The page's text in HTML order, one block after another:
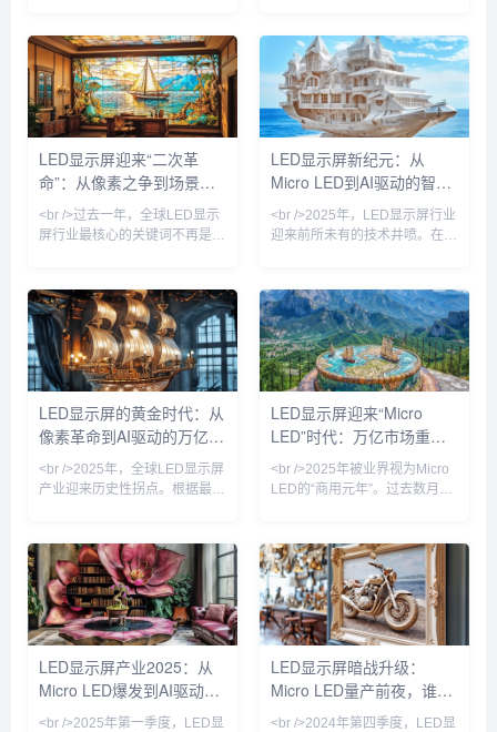
前下降60%，三星、苹果、京东
方等巨头纷纷加速布局。此前被
诟病为“实验室技术”的Micro
LED，如今已出现在高端商用显
示、车载AR-HUD乃至可穿戴设
备中。某头部面板厂商透露，其
新一代Micro LED显示屏的亮度
已达到10000尼特，功耗却降低
响力的科技投资主体——
Alphabet Inc. 与软银集团——
相继披露了规模空前的债务融资
方案，清晰勾勒出这场AI军备竞
赛已迈入高杠杆、长周期、重资
本的新阶段。据知情人士及监管
文件显示，谷歌母公司Alphabet
计划在公开市场分十批发行公司
筹资目标介于20...
LED显示屏迎来“二次革
命”：从像素之争到场景智
能的跃迁
<br />过去一年，全球LED显示
屏行业最核心的关键词不再是
最新的十份产业调研报告，
Micro LED在60英寸以下显示领
域的良率突破至99.99%的实验
室水平，而巨量转移设备成本同
比降低42%，这直接推动三星、
索尼与国内京东方系厂商将
Micro LED商用时间表提前至
2025年Q3。与此同时，
据P1.2以下
LED显示屏新纪元：从
Micro LED到AI驱动的智慧
屏革命
<br />2025年，LED显示屏行业
迎来前所未有的技术井喷。在刚
同时展示了基于Micro LED技术
的全新产品线，像素间距首次突
破P0.3以下，亮度达到10000尼
特，对比度提升至理论极限。更
令人振奋的是，中国企业利亚德
与晶电合作的Micro LED量产线
正式投产，成本较去年下降
40%，这标志着Micro LED从
LED显示屏的黄金时代：从
像素革命到AI驱动的万亿级
视觉生态
<br />2025年，全球LED显示屏
产业迎来历史性拐点。根据最新
亿美元，同比增长23.7%。这背
后的核心驱动力，来自Mini
LED和Micro LED技术的商业化
落地彻底打破了传统小间距LED
的天花板。利亚德、洲明科技、
艾比森等头部企业相继推出P0.3
以下超微间距产品，将LED显示
屏从“远观巨幕”推向“近触视界”
LED显示屏迎来“Micro
LED”时代：万亿市场重塑
视觉革命
<br />2025年被业界视为Micro
LED的“商用元年”。过去数月
屏，像素间距突破至P0.3以下，
亮度超过10000尼特，而功耗较
传统OLED降低40%。更关键的
是，巨量转移技术的良率首次突
破99.99%，使得生产成本较去
年下降近六成。这意味着，曾经
仅存在于实验室的“终极显示技
术”，正加速走向高端商用与家
LED显示屏产业2025：从
Micro LED爆发到AI驱动的
户外媒体革命
<br />2025年第一季度，LED显
LED显示屏暗战升级：
Micro LED量产前夜，谁在
改写千亿显示产业规则？
<br />2024年第四季度，LED显